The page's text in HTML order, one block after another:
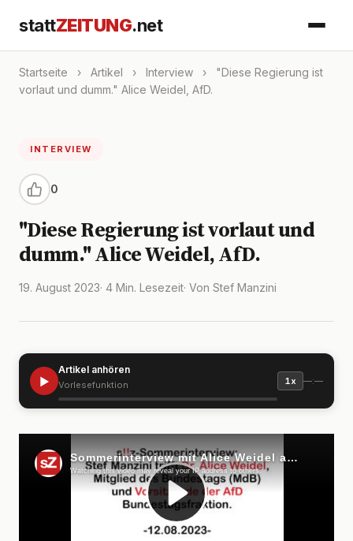
stattZEITUNG.net
Startseite › Artikel › Interview ›
"Diese Regierung ist
vorlaut und dumm." Alice Weidel, AfD.
INTERVIEW
0
"Diese Regierung ist vorlaut und
dumm." Alice Weidel, AfD.
19. August 2023· 4 Min. Lesezeit· Von Stef Manzini
▶
Artikel anhören
Vorlesefunktion 1x —:—